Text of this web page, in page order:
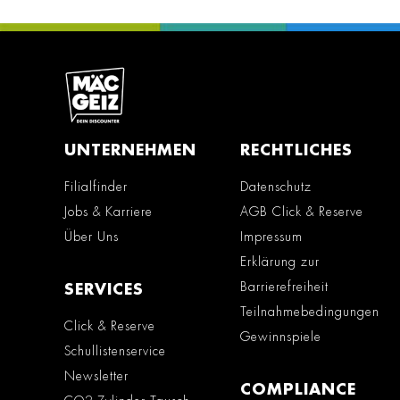
UNTERNEHMEN
Filialfinder
Jobs & Karriere
Über Uns
SERVICES
Click & Reserve
Schullistenservice
Newsletter
RECHTLICHES
Datenschutz
AGB Click & Reserve
Impressum
Erklärung zur
Barrierefreiheit
Teilnahmebedingungen
Gewinnspiele
COMPLIANCE